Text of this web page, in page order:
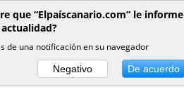
que “Elpaíscanario.com” le informe
de una notificación en su navegador
Negativo De acuerdo